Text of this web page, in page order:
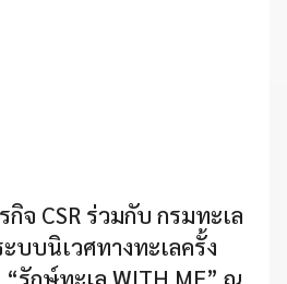
จ CSR ร่วมกับ กรมทะเล
บบนิเวศทางทะเลครั้ง